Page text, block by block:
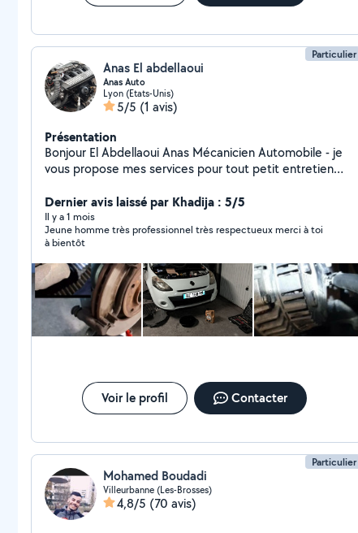
Particulier
Anas El abdellaoui
Anas Auto
Lyon (Etats-Unis)
5/5 (1 avis)
Présentation
Bonjour El Abdellaoui Anas Mécanicien Automobile - je
vous propose mes services pour tout petit entretien
disque plaquette frein - changement bougie -
démarreur - alternateur changement toute pièces
possible , ect... . Déplacement dans tout la région
Dernier avis laissé par Khadija : 5/5
Il y a 1 mois
Jeune homme très professionnel très respectueux merci à toi
à bientôt
Voir le profil Contacter
Particulier
Mohamed Boudadi
Villeurbanne (Les-Brosses)
4,8/5 (70 avis)